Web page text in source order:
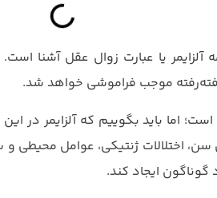
یا عبارت زوال عقل آشنا
موجب فراموشی خواهد شد.
اما باید بگوییم که آلزایمر
سن، اختلالات ژنتیکی، عوامل
گوناگون ایجاد کند.